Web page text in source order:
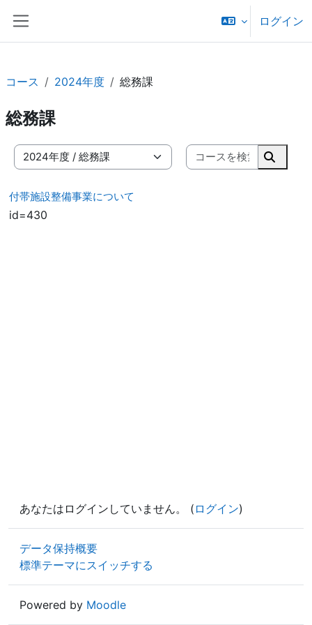
ログイン
コース 2024年度 総務課
総務課
コースカテゴリ
コースを
コース
付帯施設整備事業について
id=430
あなたはログインしていません。 ( ログイン)
データ保持概要
標準テーマにスイッチする
Powered by Moodle